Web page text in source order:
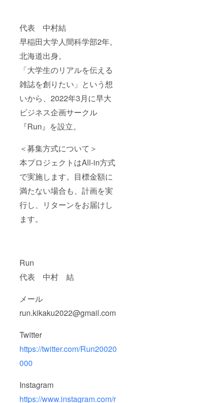
代表 中村結
早稲田大学人間科学部2年。
北海道出身。
「大学生のリアルを伝える
雑誌を創りたい」という想
いから、2022年3月に早大
ビジネス企画サークル
『Run』を設立。
＜募集方式について＞
本プロジェクトはAll-in方式
で実施します。目標金額に
満たない場合も、計画を実
行し、リターンをお届けし
ます。
Run
代表 中村 結
メール
run.kikaku2022@gmail.com
Twitter
https://twitter.com/Run20020
000
Instagram
https://www.instagram.com/r